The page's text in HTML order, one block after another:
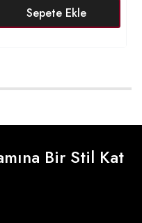
Sepete Ekle
Bir Stil Kat